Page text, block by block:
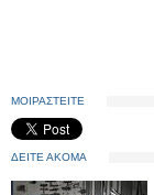
ΜΟΙΡΑΣΤΕΙΤΕ
ΔΕΙΤΕ ΑΚΟΜΑ